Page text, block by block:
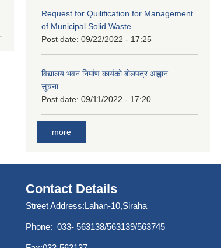
Request for Quilification for Management
of Municipal Solid Waste...
Post date: 09/22/2022 - 17:25
विद्यालय भवन निर्माण कार्यको बोलपत्र आह्वान
सूचना......
Post date: 09/11/2022 - 17:20
more
Contact Details
Street Address:Lahan-10,Siraha
Phone: 033- 563138/563139/563745